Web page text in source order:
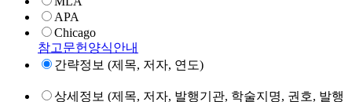
APA
Chicago
참고문헌양식안내
간략정보 (제목, 저자, 연도)
상세정보 (제목, 저자, 발행기관, 학술지명, 권호, 발행